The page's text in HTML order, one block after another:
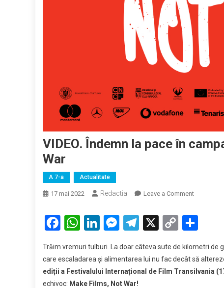
VIDEO. Îndemn la pace în
War
A 7-a Actualitate
17 mai 2022 Redactia Leave a Commenton
Îndemn
în
campania
de
Facebook
WhatsApp
LinkedIn
Messenger
Telegram
X
Copy
Trăim vremuri tulburi. La doar câteva sute de kilometri de
care escaladarea și alimentarea lui nu fac decât să
ediții a Festivalului Internațional de Film Transilvania
echivoc: Make Films, Not War!